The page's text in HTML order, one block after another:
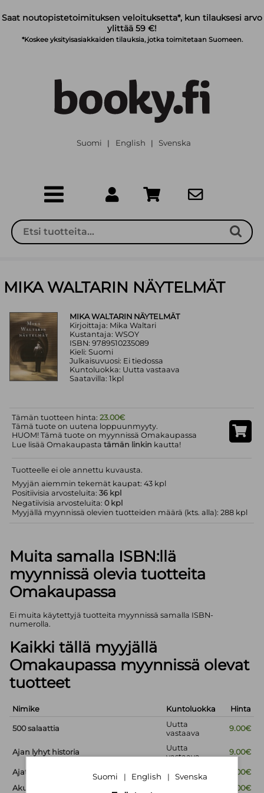
Saat noutopistetoimituksen veloituksetta*, kun tilauksesi arvo
ylittää 59 €!
*Koskee yksityisasiakkaiden tilauksia, jotka toimitetaan Suomeen.
Suomi | English | Svenska
MIKA WALTARIN NÄYTELMÄT
MIKA WALTARIN NÄYTELMÄT
Kirjoittaja: Mika Waltari
Kustantaja: WSOY
ISBN: 9789510235089
Kieli: Suomi
Julkaisuvuosi: Ei tiedossa
Kuntoluokka: Uutta vastaava
Saatavilla: 1kpl
Tämän tuotteen hinta:23.00€
Tämä tuote on uutena loppuunmyyty.
HUOM! Tämä tuote on myynnissä Omakaupassa
Lue lisää Omakaupastatämän linkin kautta!
Tuotteelle ei ole annettu kuvausta.
Myyjän aiemmin tekemät kaupat: 43 kpl
Positiivisia arvosteluita:36 kpl
Negatiivisia arvosteluita:0 kpl
Myyjällä myynnissä olevien tuotteiden määrä (kts. alla): 288 kpl
Muita samalla ISBN:llä
myynnissä olevia tuotteita
Omakaupassa
Ei muita käytettyjä tuotteita myynnissä samalla ISBN-
numerolla.
Kaikki tällä myyjällä
Omakaupassa myynnissä olevat
tuotteet
Nimike Kuntoluokka Hinta
500 salaattia
Uutta
vastaava
9.00€
Ajan lyhyt historia
Uutta
vastaava
9.00€
Ajaton viisaus Uusi
9.00€
Akuutti - Potilaan käsikirja
15.00€
Suomi | English | Svenska